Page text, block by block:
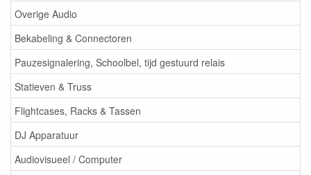
Overige Audio
Bekabeling & Connectoren
Pauzesignalering, Schoolbel, tijd gestuurd relais
Statieven & Truss
Flightcases, Racks & Tassen
DJ Apparatuur
Audiovisueel / Computer